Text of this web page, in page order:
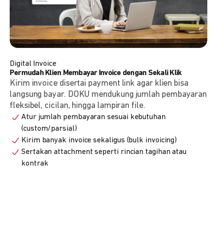
Digital Invoice
Permudah Klien Membayar Invoice dengan Sekali Klik
Kirim invoice disertai payment link agar klien bisa
langsung bayar. DOKU mendukung jumlah pembayaran
fleksibel, cicilan, hingga lampiran file.
Atur jumlah pembayaran sesuai kebutuhan
(custom/parsial)
Kirim banyak invoice sekaligus (bulk invoicing)
Sertakan attachment seperti rincian tagihan atau
kontrak